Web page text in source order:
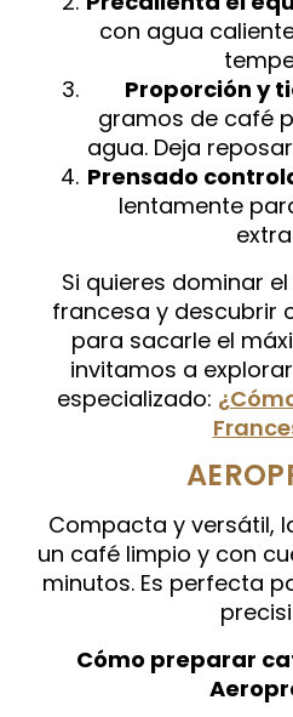
con agua
Proporción y
gramos de café
agua. Deja
Prensado
lentamente
Si quieres dominar
francesa y descubrir
para sacarle el
invitamos a
especializado:
Compacta y versátil,
un café limpio y con
minutos. Es perfecta
Cómo preparar